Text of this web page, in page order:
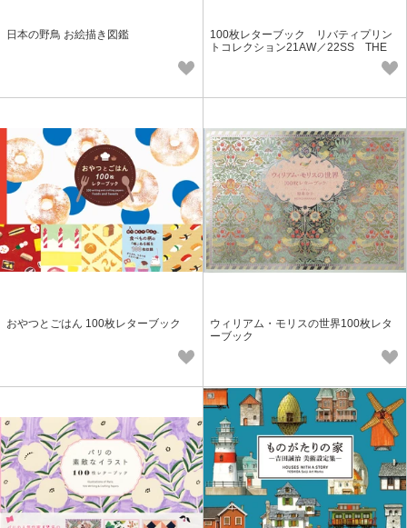
日本の野鳥 お絵描き図鑑
100枚レターブック リバティプリン
トコレクション21AW／22SS THE
おやつとごはん 100枚レターブック
ウィリアム・モリスの世界100枚レタ
ーブック